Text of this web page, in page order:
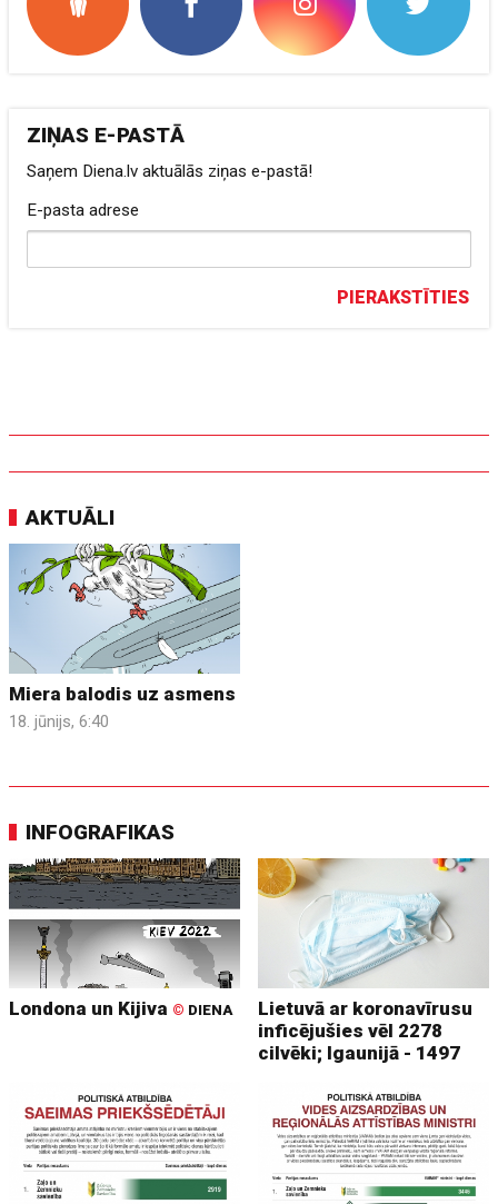
ZIŅAS E-PASTĀ
Saņem Diena.lv aktuālās ziņas e-pastā!
E-pasta adrese
PIERAKSTĪTIES
AKTUĀLI
Miera balodis uz asmens
18. jūnijs, 6:40
INFOGRAFIKAS
Londona un Kijiva © DIENA
Lietuvā ar koronavīrusu
inficējušies vēl 2278
cilvēki; Igaunijā - 1497